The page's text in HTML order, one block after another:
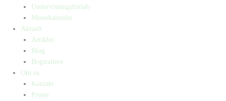
Undervisningsforløb
Messekalender
Aktuelt
Artikler
Blog
Bogtrailere
Om os
Kontakt
Presse